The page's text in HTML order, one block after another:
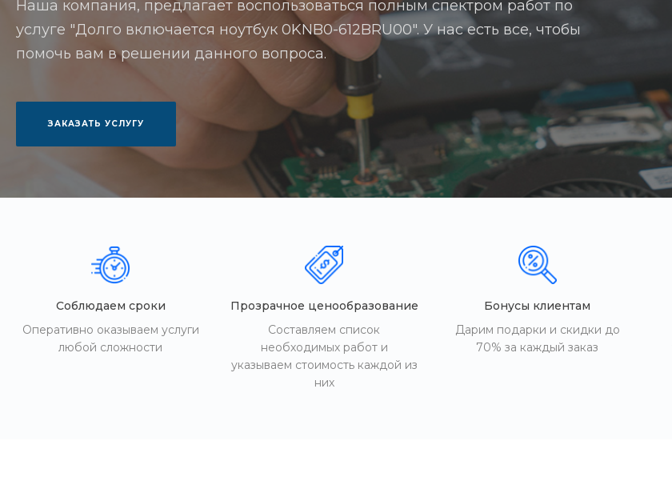
Наша компания, предлагает воспользоваться полным спектром работ по
услуге "Долго включается ноутбук 0KNB0-612BRU00". У нас есть все, чтобы
помочь вам в решении данного вопроса.
ЗАКАЗАТЬ УСЛУГУ
Соблюдаем сроки
Оперативно оказываем услуги
любой сложности
Прозрачное ценообразование
Составляем список
необходимых работ и
указываем стоимость каждой из
них
Бонусы клиентам
Дарим подарки и скидки до
70% за каждый заказ